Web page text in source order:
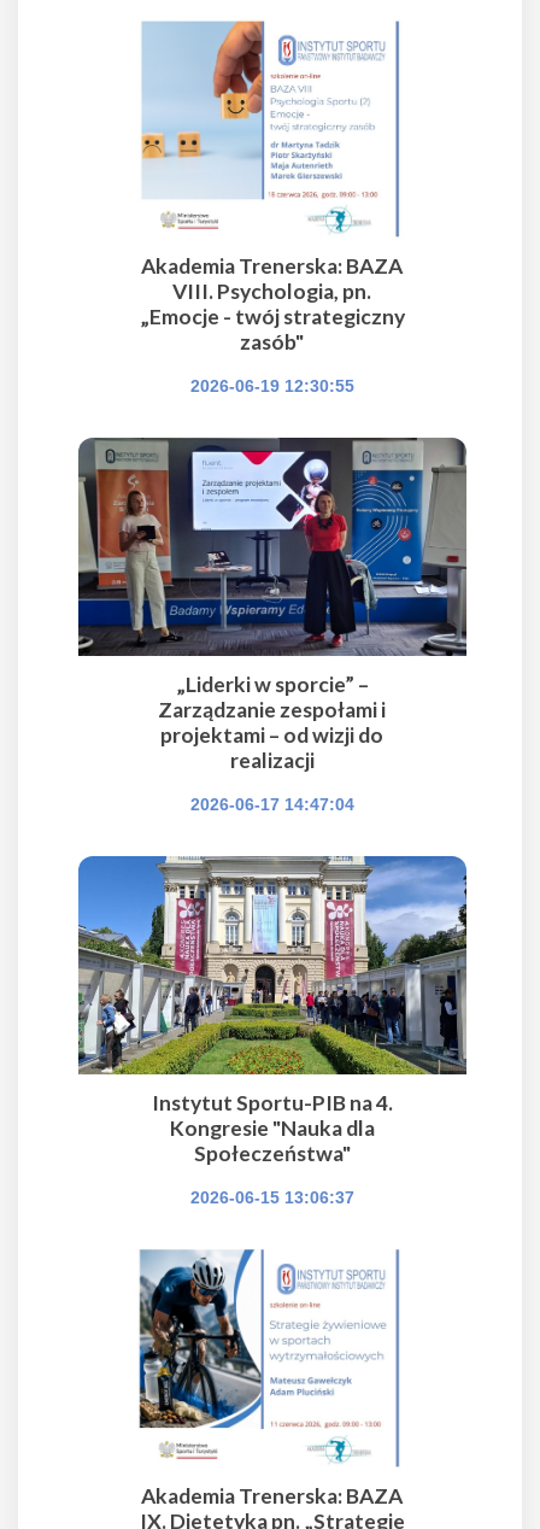
Akademia Trenerska: BAZA
VIII. Psychologia, pn.
„Emocje - twój strategiczny
zasób"
2026-06-19 12:30:55
„Liderki w sporcie” –
Zarządzanie zespołami i
projektami – od wizji do
realizacji
2026-06-17 14:47:04
Instytut Sportu-PIB na 4.
Kongresie "Nauka dla
Społeczeństwa"
2026-06-15 13:06:37
Akademia Trenerska: BAZA
IX. Dietetyka pn. „Strategie